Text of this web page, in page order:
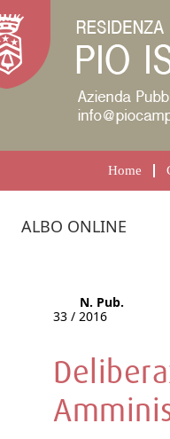
Home
ALBO ONLINE
N. Pub.
33 / 2016